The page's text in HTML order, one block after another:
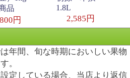
品
円
1.8L
2,585円
年間、旬な時期においしい果物
。
定している場合、当店より返信